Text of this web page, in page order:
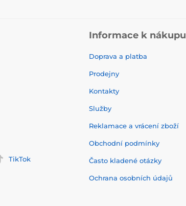
TikTok
Informace k nákupu
Doprava a platba
Prodejny
Kontakty
Služby
Reklamace a vrácení zboží
Obchodní podmínky
Často kladené otázky
Ochrana osobních údajů